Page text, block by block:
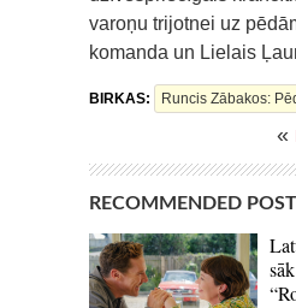
varoņu trijotnei uz
komanda un Lielais
BIRKAS: Runcis Zābakos:
«
RECOMMENDED